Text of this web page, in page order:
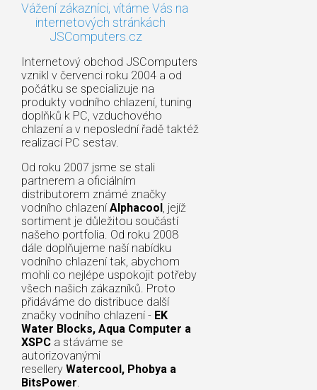
Vážení zákazníci, vítáme Vás na
internetových stránkách
JSComputers.cz
Internetový obchod JSComputers
vznikl v červenci roku 2004 a od
počátku se specializuje na
produkty vodního chlazení, tuning
doplňků k PC, vzduchového
chlazení a v neposlední řadě taktéž
realizací PC sestav.
Od roku 2007 jsme se stali
partnerem a oficiálním
distributorem známé značky
vodního chlazení Alphacool, jejíž
sortiment je důležitou součástí
našeho portfolia. Od roku 2008
dále doplňujeme naší nabídku
vodního chlazení tak, abychom
mohli co nejlépe uspokojit potřeby
všech našich zákazníků. Proto
přidáváme do distribuce další
značky vodního chlazení - EK
Water Blocks, Aqua Computer a
XSPC a stáváme se
autorizovanými
resellery Watercool, Phobya a
BitsPower.